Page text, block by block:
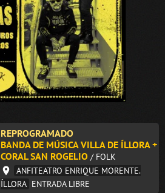
REPROGRAMADO
BANDA DE MÚSICA VILLA DE ÍLLORA +
CORAL SAN ROGELIO / FOLK
ANFITEATRO ENRIQUE MORENTE.
ÍLLORA ENTRADA LIBRE